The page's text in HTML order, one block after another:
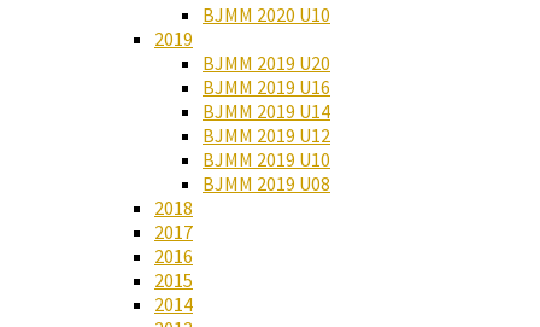
BJMM 2020 U10
2019
BJMM 2019 U20
BJMM 2019 U16
BJMM 2019 U14
BJMM 2019 U12
BJMM 2019 U10
BJMM 2019 U08
2018
2017
2016
2015
2014